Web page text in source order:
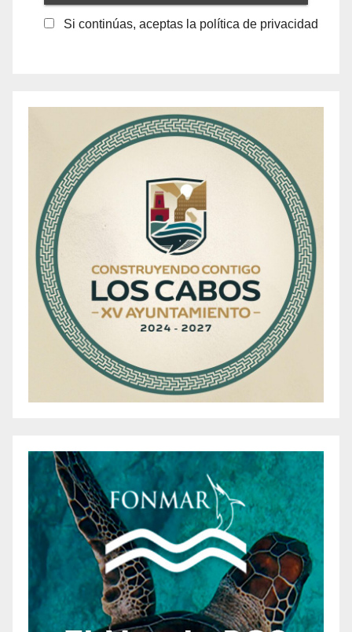
Si continúas, aceptas la política de privacidad